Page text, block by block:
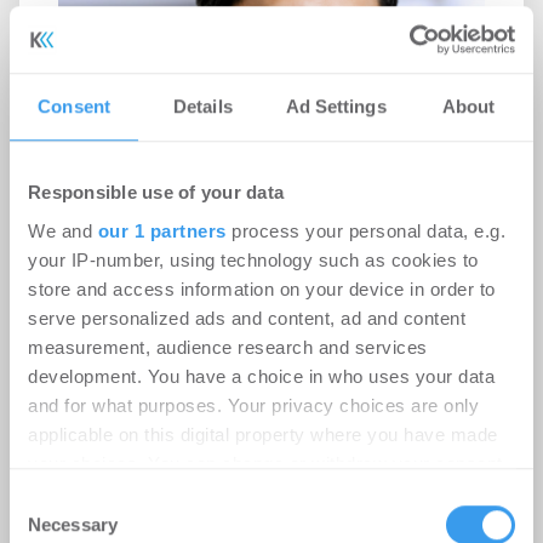
Consent Details Ad Settings About
Responsible use of your data
We and our 1 partners process your personal data, e.g.
your IP-number, using technology such as cookies to
store and access information on your device in order to
serve personalized ads and content, ad and content
measurement, audience research and services
development. You have a choice in who uses your data
and for what purposes. Your privacy choices are only
applicable on this digital property where you have made
the Privacy trigger icon.
Selection
Necessary
Savills Investment Management
ernennt Shu Watanabe zum Head of